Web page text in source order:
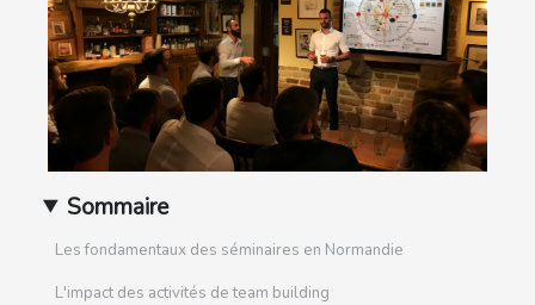
Sommaire
Les fondamentaux des séminaires en Normandie
L'impact des activités de team building